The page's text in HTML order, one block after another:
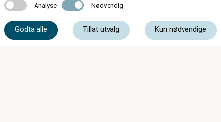
Analyse Analyse Nødvendig Nødvendig
Godta alle Tillat utvalg Kun nødvendige